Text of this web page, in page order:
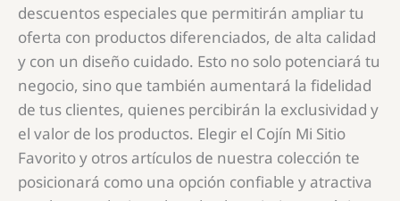
descuentos especiales que permitirán ampliar tu
oferta con productos diferenciados, de alta calidad
y con un diseño cuidado. Esto no solo potenciará tu
negocio, sino que también aumentará la fidelidad
de tus clientes, quienes percibirán la exclusividad y
el valor de los productos. Elegir el Cojín Mi Sitio
Favorito y otros artículos de nuestra colección te
posicionará como una opción confiable y atractiva